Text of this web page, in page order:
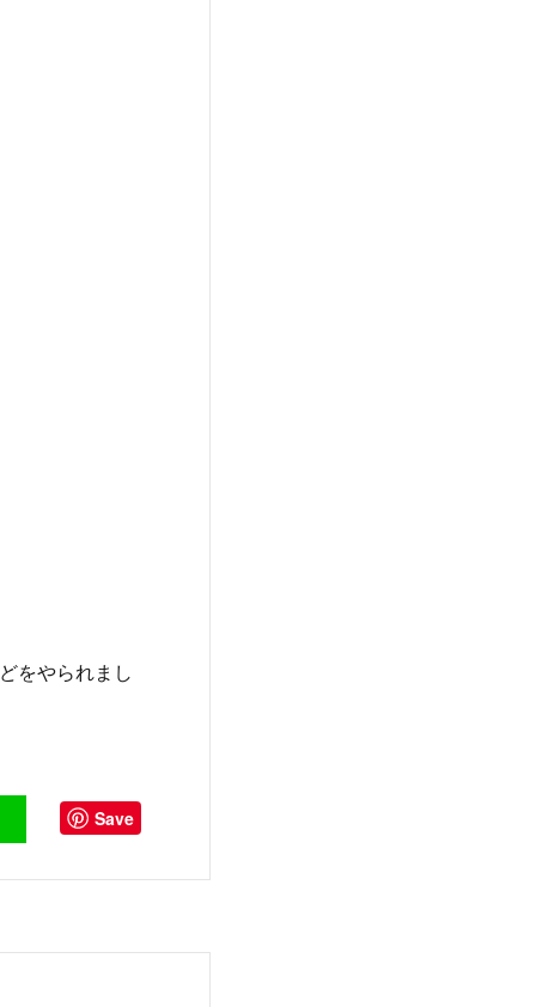
をやられまし
Save